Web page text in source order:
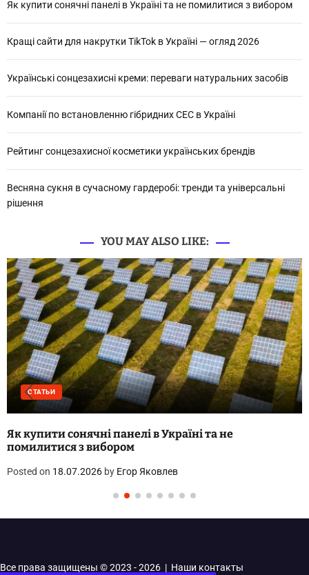
Як купити сонячні панелі в Україні та не помилитися з вибором
Кращі сайти для накрутки TikTok в Україні — огляд 2026
Українські сонцезахисні креми: переваги натуральних засобів
Компанії по встановленню гібридних СЕС в Україні
Рейтинг сонцезахисної косметики українських брендів
Весняна сукня в сучасному гардеробі: тренди та універсальні
рішення
YOU MAY ALSO LIKE:
СТАТЬИ
сонячні панелі в Україні та не
з вибором
on18.07.2026byЕгор Яковлев
Все права защищены © 2023 - 2026 | Наши контакты